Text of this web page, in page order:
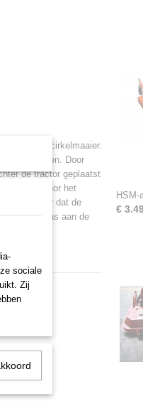
FA cirkelmaaier.
tractoren. Door
de tractor geplaatst
door het
dit ervoor dat de
het gras aan de
HSM-
€
sociale
Zij